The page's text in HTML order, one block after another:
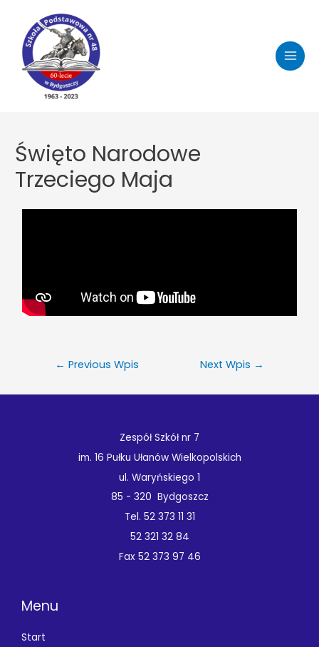
Święto Narodowe
Trzeciego Maja
← Previous Wpis Next Wpis →
Zespół Szkół nr 7
im. 16 Pułku Ułanów Wielkopolskich
ul. Waryńskiego 1
85 - 320 Bydgoszcz
Tel. 52 373 11 31
52 321 32 84
Fax 52 373 97 46
Menu
Start